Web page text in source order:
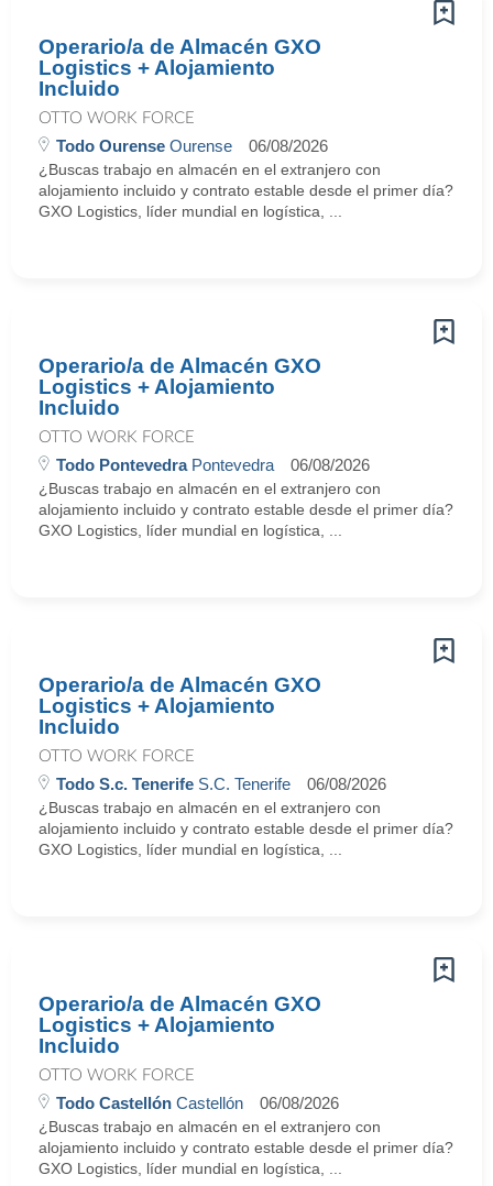
Operario/a de Almacén GXO
Logistics + Alojamiento
Incluido
OTTO WORK FORCE
Todo Ourense Ourense 06/08/2026
¿Buscas trabajo en almacén en el extranjero con
alojamiento incluido y contrato estable desde el primer día?
GXO Logistics, líder mundial en logística, ...
Operario/a de Almacén GXO
Logistics + Alojamiento
Incluido
OTTO WORK FORCE
Todo PontevedraPontevedra 06/08/2026
¿Buscas trabajo en almacén en el extranjero con
alojamiento incluido y contrato estable desde el primer día?
GXO Logistics, líder mundial en logística, ...
Operario/a de Almacén GXO
Logistics + Alojamiento
Incluido
OTTO WORK FORCE
Todo S.c. Tenerife S.C. Tenerife 06/08/2026
¿Buscas trabajo en almacén en el extranjero con
alojamiento incluido y contrato estable desde el primer día?
GXO Logistics, líder mundial en logística, ...
Operario/a de Almacén GXO
Logistics + Alojamiento
Incluido
OTTO WORK FORCE
Todo Castellón Castellón 06/08/2026
¿Buscas trabajo en almacén en el extranjero con
alojamiento incluido y contrato estable desde el primer día?
GXO Logistics, líder mundial en logística, ...